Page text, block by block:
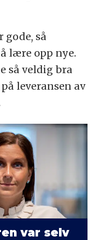
gode, så
lære opp nye.
så veldig bra
leveransen av
var selv